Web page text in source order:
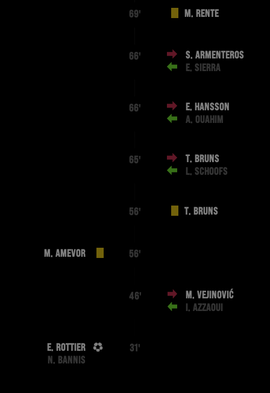
69' M. RENTE
66'
S. ARMENTEROS
E. SIERRA
66'
E. HANSSON
A. OUAHIM
65'
T. BRUNS
L. SCHOOFS
56' T. BRUNS
M. AMEVOR 56'
46'
M. VEJINOVIĆ
I. AZZAOUI
E. ROTTIER
N. BANNIS
31'